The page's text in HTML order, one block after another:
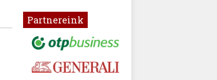
Partnereink